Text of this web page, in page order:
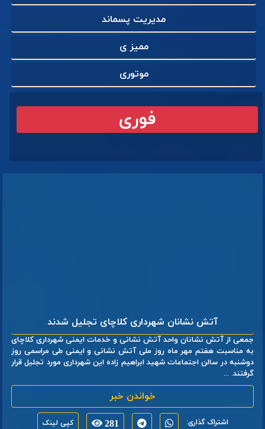
مدیریت پسماند
ممیز ی
موتوری
فوری
آتش نشانان شهرداری کلاچای تجلیل شدند
جمعی از آتش نشانان واحد آتش نشانی و خدمات ایمنی شهرداری کلاچای
به مناسبت هفتم مهر ماه روز ملی آتش نشانی و ایمنی طی مراسمی روز
دوشنبه در سالن اجتماعات شهید ابراهیم زاده این شهرداری مورد تجلیل قرار
گرفتند. ...
خواندن خبر
اشتراک گذاری: 281 کپی لینک